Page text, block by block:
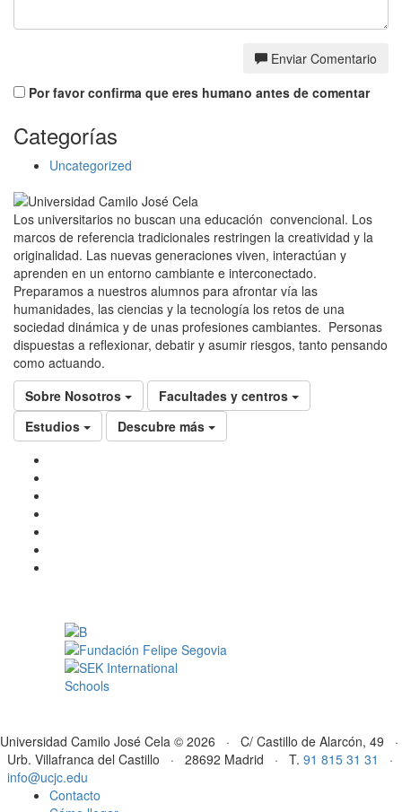
Enviar Comentario
Por favor confirma que eres humano antes de comentar
Categorías
Uncategorized
Los universitarios no buscan una educación convencional. Los
marcos de referencia tradicionales restringen la creatividad y la
originalidad. Las nuevas generaciones viven, interactúan y
aprenden en un entorno cambiante e interconectado.
Preparamos a nuestros alumnos para afrontar vía las
humanidades, las ciencias y la tecnología los retos de una
sociedad dinámica y de unas profesiones cambiantes. Personas
dispuestas a reflexionar, debatir y asumir riesgos, tanto pensando
como actuando.
Sobre Nosotros
Facultades y centros
Estudios
Descubre más
Universidad Camilo José Cela © 2026 · C/ Castillo de Alarcón, 49 ·
Urb. Villafranca del Castillo · 28692 Madrid · T. 91 815 31 31
·
info@ucjc.edu
Contacto